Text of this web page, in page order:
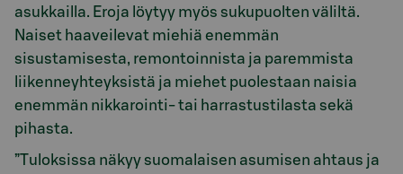
asukkailla. Eroja löytyy myös sukupuolten väliltä.
Naiset haaveilevat miehiä enemmän
sisustamisesta, remontoinnista ja paremmista
liikenneyhteyksistä ja miehet puolestaan naisia
enemmän nikkarointi- tai harrastustilasta sekä
pihasta.
”Tuloksissa näkyy suomalaisen asumisen ahtaus ja